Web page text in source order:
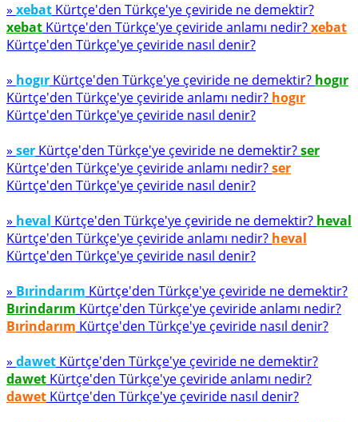
» xebat Kürtçe'den Türkçe'ye çeviride ne demektir?
xebat Kürtçe'den Türkçe'ye çeviride anlamı nedir?xebat
Kürtçe'den Türkçe'ye çeviride nasıl denir?
» hogır Kürtçe'den Türkçe'ye çeviride ne demektir? hogır
Kürtçe'den Türkçe'ye çeviride anlamı nedir? hogır
Kürtçe'den Türkçe'ye çeviride nasıl denir?
» ser Kürtçe'den Türkçe'ye çeviride ne demektir?ser
Kürtçe'den Türkçe'ye çeviride anlamı nedir?ser
Kürtçe'den Türkçe'ye çeviride nasıl denir?
» heval Kürtçe'den Türkçe'ye çeviride ne demektir? heval
Kürtçe'den Türkçe'ye çeviride anlamı nedir? heval
Kürtçe'den Türkçe'ye çeviride nasıl denir?
» Bırindarım Kürtçe'den Türkçe'ye çeviride ne demektir?
Bırindarım Kürtçe'den Türkçe'ye çeviride anlamı nedir?
Bırindarım Kürtçe'den Türkçe'ye çeviride nasıl denir?
» dawet Kürtçe'den Türkçe'ye çeviride ne demektir?
dawet Kürtçe'den Türkçe'ye çeviride anlamı nedir?
dawet Kürtçe'den Türkçe'ye çeviride nasıl denir?